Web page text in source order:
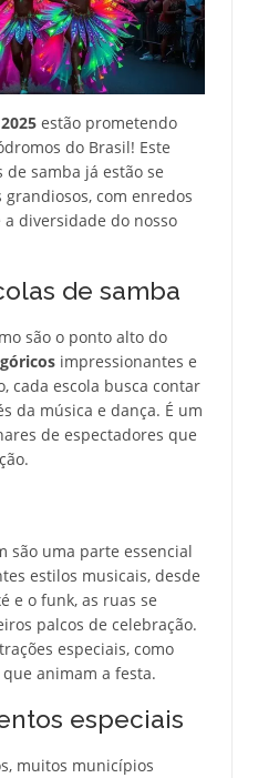
estão prometendo
do Brasil! Este
samba já estão se
com enredos
diversidade do nosso
de samba
são o ponto alto do
impressionantes e
cada escola busca contar
da música e dança. É um
de espectadores que
são uma parte essencial
estilos musicais, desde
e o funk, as ruas se
palcos de celebração.
especiais, como
animam a festa.
especiais
muitos municípios